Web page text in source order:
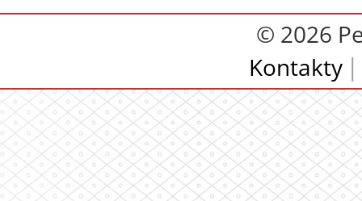
© 2026
Kontakty